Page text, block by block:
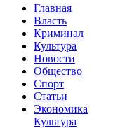
Главная
Власть
Криминал
Культура
Новости
Общество
Спорт
Статьи
Экономика
Культура